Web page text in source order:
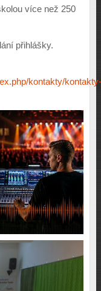
více než 250
přihlášky.
kontakty/kontakty-